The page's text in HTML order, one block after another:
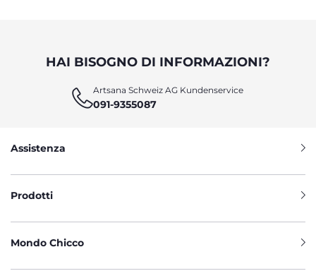
HAI BISOGNO DI INFORMAZIONI?
Artsana Schweiz AG Kundenservice
091-9355087
Assistenza
Prodotti
Mondo Chicco